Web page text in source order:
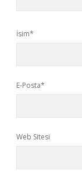
İsim*
E-Posta*
Web Sitesi